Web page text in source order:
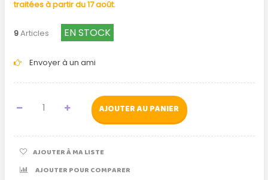
traitées à partir du 17 août.
9Articles EN STOCK
Envoyer à un ami
AJOUTER AU PANIER
AJOUTER À MA LISTE
AJOUTER POUR COMPARER